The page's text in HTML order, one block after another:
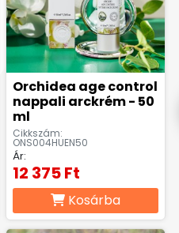
Orchidea age control
nappali arckrém - 50
ml
Cikkszám:
ONS004HUEN50
Ár:
12 375 Ft
Kosárba